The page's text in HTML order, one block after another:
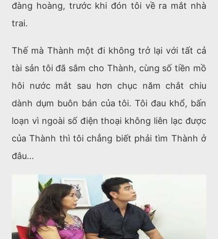
đàng hoàng, trước khi đón tôi về ra mắt nhà
trai.
Thế mà Thành một đi không trở lại với tất cả
tài sản tôi đã sắm cho Thành, cùng số tiền mồ
hôi nước mắt sau hơn chục năm chắt chiu
dành dụm buôn bán của tôi. Tôi đau khổ, bấn
loạn vì ngoài số điện thoại không liên lạc được
của Thành thì tôi chẳng biết phải tìm Thành ở
đâu…